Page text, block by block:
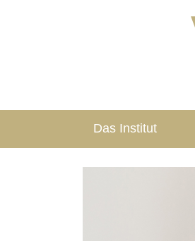
Das Institut